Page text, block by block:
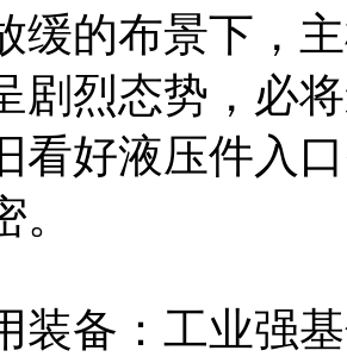
缓的布景下，
剧烈态势，必
看好液压件入
。
装备：工业强